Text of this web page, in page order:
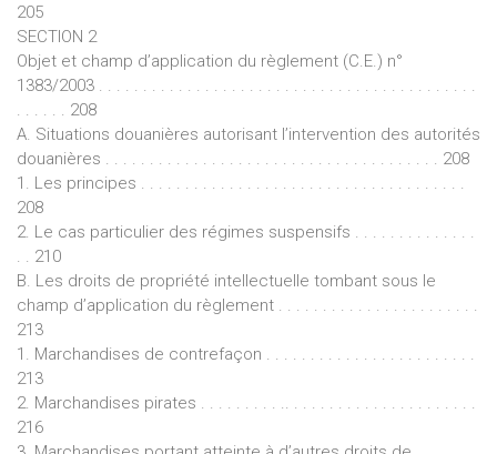
205
SECTION 2
Objet et champ d’application du règlement (C.E.) n°
1383/2003 . . . . . . . . . . . . . . . . . . . . . . . . . . . . . . . . . . . . . . . . . . .
. . . . . . 208
A. Situations douanières autorisant l’intervention des autorités
douanières . . . . . . . . . . . . . . . . . . . . . . . . . . . . . . . . . . . . . . 208
1. Les principes . . . . . . . . . . . . . . . . . . . . . . . . . . . . . . . . . . . . .
208
2. Le cas particulier des régimes suspensifs . . . . . . . . . . . . . .
. . 210
B. Les droits de propriété intellectuelle tombant sous le
champ d’application du règlement . . . . . . . . . . . . . . . . . . . . . . .
213
1. Marchandises de contrefaçon . . . . . . . . . . . . . . . . . . . . . . . .
213
2. Marchandises pirates . . . . . . . . . .. . . . . . . . . . . . . . . . . . . . . .
216